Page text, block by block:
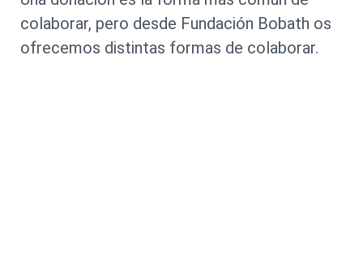
colaborar, pero desde Fundación Bobath os
ofrecemos distintas formas de colaborar.